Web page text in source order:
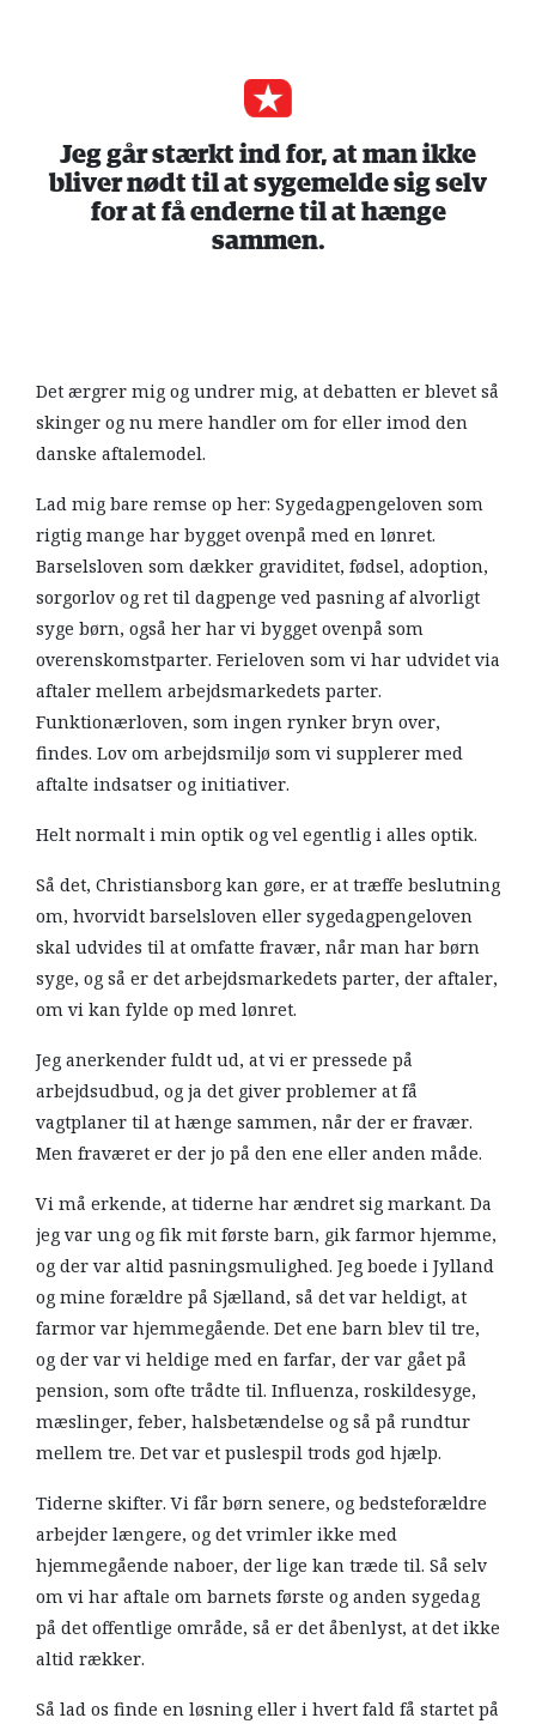
Jeg går stærkt ind for, at man ikke
bliver nødt til at sygemelde sig selv
for at få enderne til at hænge
sammen.
Det ærgrer mig og undrer mig, at debatten er blevet så
skinger og nu mere handler om for eller imod den
danske aftalemodel.
Lad mig bare remse op her: Sygedagpengeloven som
rigtig mange har bygget ovenpå med en lønret.
Barselsloven som dækker graviditet, fødsel, adoption,
sorgorlov og ret til dagpenge ved pasning af alvorligt
syge børn, også her har vi bygget ovenpå som
overenskomstparter. Ferieloven som vi har udvidet via
aftaler mellem arbejdsmarkedets parter.
Funktionærloven, som ingen rynker bryn over,
findes. Lov om arbejdsmiljø som vi supplerer med
aftalte indsatser og initiativer.
Helt normalt i min optik og vel egentlig i alles optik.
Så det, Christiansborg kan gøre, er at træffe beslutning
om, hvorvidt barselsloven eller sygedagpengeloven
skal udvides til at omfatte fravær, når man har børn
syge, og så er det arbejdsmarkedets parter, der aftaler,
om vi kan fylde op med lønret.
Jeg anerkender fuldt ud, at vi er pressede på
arbejdsudbud, og ja det giver problemer at få
vagtplaner til at hænge sammen, når der er fravær.
Men fraværet er der jo på den ene eller anden måde.
Vi må erkende, at tiderne har ændret sig markant. Da
jeg var ung og fik mit første barn, gik farmor hjemme,
og der var altid pasningsmulighed. Jeg boede i Jylland
og mine forældre på Sjælland, så det var heldigt, at
farmor var hjemmegående. Det ene barn blev til tre,
og der var vi heldige med en farfar, der var gået på
pension, som ofte trådte til. Influenza, roskildesyge,
mæslinger, feber, halsbetændelse og så på rundtur
mellem tre. Det var et puslespil trods god hjælp.
Tiderne skifter. Vi får børn senere, og bedsteforældre
arbejder længere, og det vrimler ikke med
hjemmegående naboer, der lige kan træde til. Så selv
om vi har aftale om barnets første og anden sygedag
på det offentlige område, så er det åbenlyst, at det ikke
altid rækker.
Så lad os finde en løsning eller i hvert fald få startet på